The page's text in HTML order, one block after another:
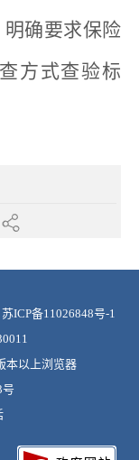
确要求保险
方式查验标
苏ICP备11026848号-1
版本以上浏览器
号